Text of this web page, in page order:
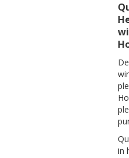
in